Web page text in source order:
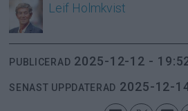
Leif Holmkvist
PUBLICERAD 2025-12-12 -
SENAST UPPDATERAD 2025-12-